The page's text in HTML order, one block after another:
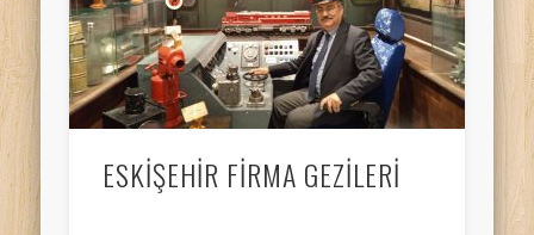
ESKİŞEHİR FİRMA GEZİLERİ